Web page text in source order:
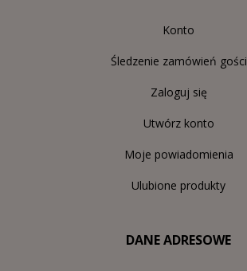
Konto
Śledzenie zamówień gości
Zaloguj się
Utwórz konto
Moje powiadomienia
Ulubione produkty
DANE ADRESOWE